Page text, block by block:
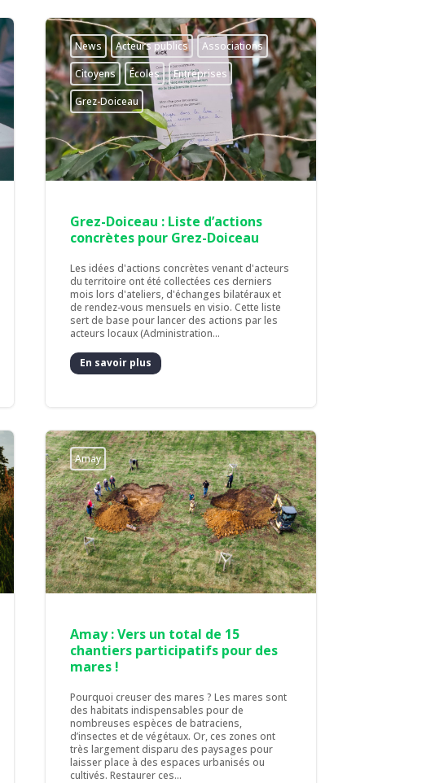
News Acteurs publics
Associations
Citoyens
Écoles
Entreprises
Grez-Doiceau
Grez-Doiceau : Liste d’actions
concrètes pour Grez-Doiceau
Les idées d'actions concrètes venant d'acteurs
du territoire ont été collectées ces derniers
mois lors d'ateliers, d'échanges bilatéraux et
de rendez-vous mensuels en visio. Cette liste
sert de base pour lancer des actions par les
acteurs locaux (Administration...
En savoir plus
Amay
Amay : Vers un total de 15
chantiers participatifs pour des
mares !
Pourquoi creuser des mares ? Les mares sont
des habitats indispensables pour de
nombreuses espèces de batraciens,
d’insectes et de végétaux. Or, ces zones ont
très largement disparu des paysages pour
laisser place à des espaces urbanisés ou
cultivés. Restaurer ces...